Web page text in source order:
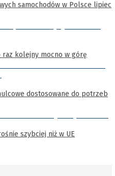
samochodów w Polsce lipiec
kolejny mocno w górę
dostosowane do potrzeb
szybciej niż w UE